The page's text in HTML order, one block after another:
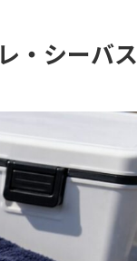
・シーバス